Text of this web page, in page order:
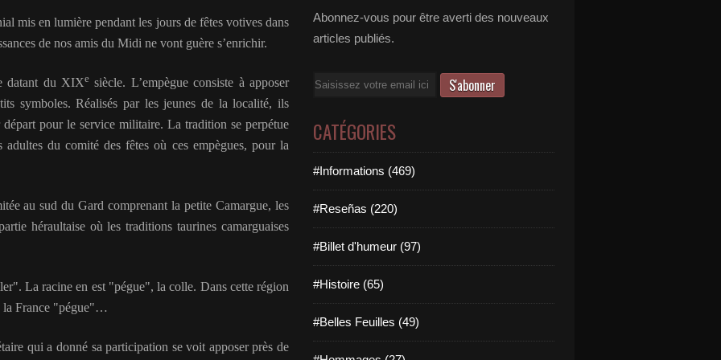
mis en lumière pendant les jours de fêtes votives dans
de nos amis du Midi ne vont guère s’enrichir.
du XIXesiècle. L’empègue consiste à apposer
symboles. Réalisés par les jeunes de la localité, ils
pour le service militaire. La tradition se perpétue
adultes du comité des fêtes où ces empègues, pour la
au sud du Gard comprenant la petite Camargue, les
héraultaise où les traditions taurines camarguaises
La racine en est "pégue", la colle. Dans cette région
la France "pégue"…
qui a donné sa participation se voit apposer près de
Abonnez-vous pour être averti des nouveaux
articles publiés.
Email
CATÉGORIES
#Informations (469)
#Reseñas (220)
#Billet d'humeur (97)
#Histoire (65)
#Belles Feuilles (49)